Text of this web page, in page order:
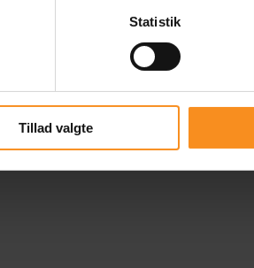
Statistik
Tillad valgte
få Seebach til Tivoli, og vi ved
samme måde. I anledning